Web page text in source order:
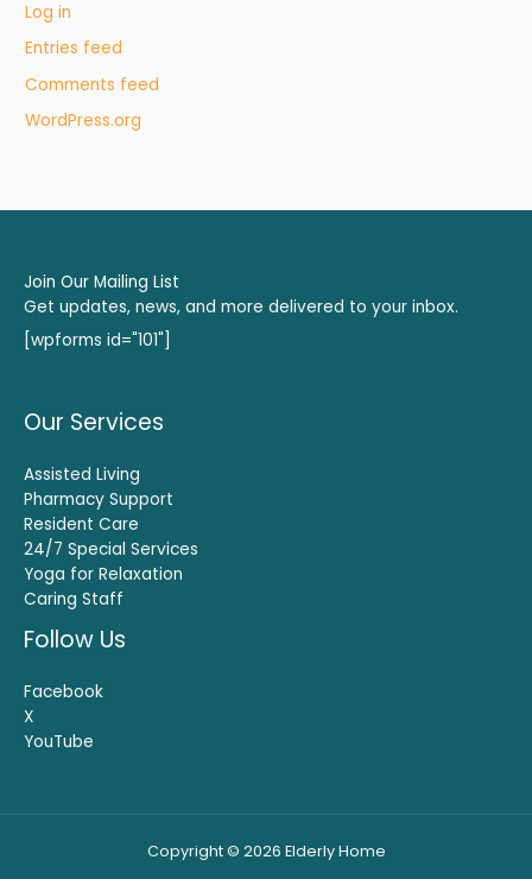
Log in
Entries feed
Comments feed
WordPress.org
Join Our Mailing List
Get updates, news, and more delivered to your inbox.
[wpforms id="101"]
Our Services
Assisted Living
Pharmacy Support
Resident Care
24/7 Special Services
Yoga for Relaxation
Caring Staff
Follow Us
Facebook
X
YouTube
Copyright © 2026 Elderly Home